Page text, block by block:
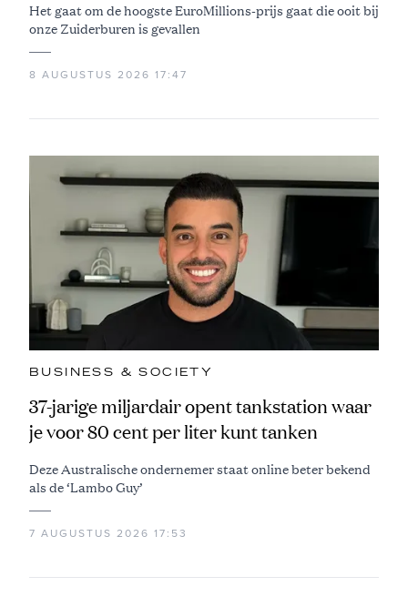
Het gaat om de hoogste EuroMillions-prijs gaat die ooit bij
onze Zuiderburen is gevallen
8 AUGUSTUS 2026 17:47
BUSINESS & SOCIETY
37-jarige miljardair opent tankstation waar
je voor 80 cent per liter kunt tanken
Deze Australische ondernemer staat online beter bekend
als de ‘Lambo Guy’
7 AUGUSTUS 2026 17:53